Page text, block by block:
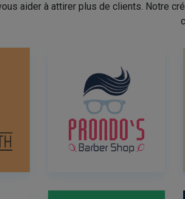
aider à attirer plus de clients. Notre